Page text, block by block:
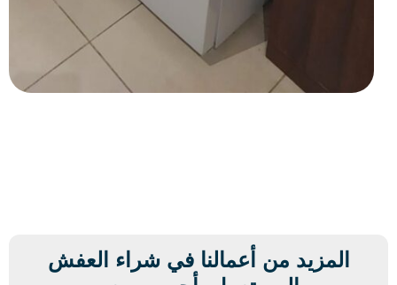
المزيد من أعمالنا في شراء العفش